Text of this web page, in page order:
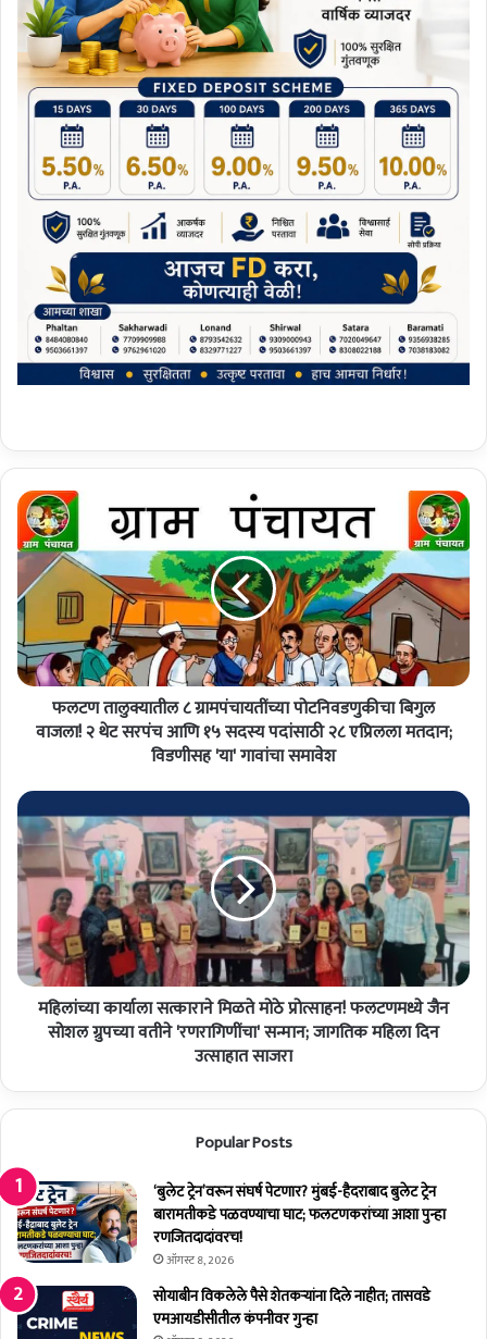
फ
ल
ट
ण
ता
लु
क्या
ती
ल
चा
य
तीं
च्या
पो
नि
व
ड
गु
ज
ला
!
२
थे
ट
स
र
फलटण तालुक्यातील ८ ग्रामपंचायतींच्या पोटनिवडणुकीचा बिगुल
वाजला! २ थेट सरपंच आणि १५ सदस्य पदांसाठी २८ एप्रिलला मतदान;
विडणीसह 'या' गावांचा समावेश
म
हि
लां
च्या
ला
स
त्का
ते
प्रो
त्सा
ह
न
!
फ
ल
ट
महिलांच्या कार्याला सत्काराने मिळते मोठे प्रोत्साहन! फलटणमध्ये जैन
सोशल ग्रुपच्या वतीने 'रणरागिणींचा' सन्मान; जागतिक महिला दिन
उत्साहात साजरा
Popular Posts
‘बुलेट ट्रेन’वरून संघर्ष पेटणार? मुंबई-हैदराबाद बुलेट ट्रेन
बारामतीकडे पळवण्याचा घाट; फलटणकरांच्या आशा पुन्हा
रणजितदादांवरच!
ऑगस्ट 8, 2026
सोयाबीन विकलेले पैसे शेतकर्‍यांना दिले नाहीत; तासवडे
एमआयडीसीतील कंपनीवर गुन्हा